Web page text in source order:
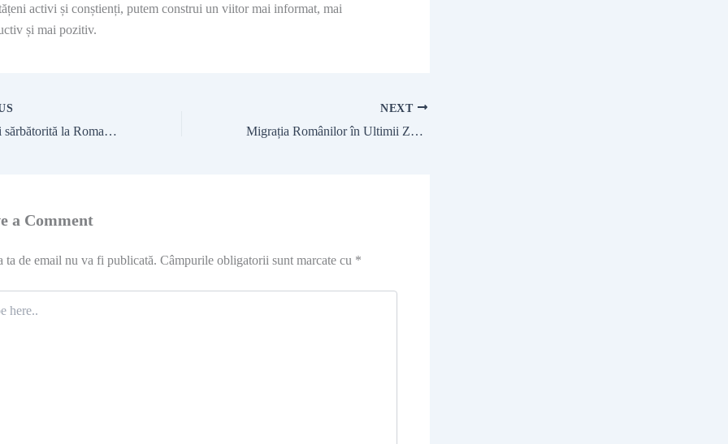
activi și conștienți, putem construi un viitor mai informat, mai
și mai pozitiv.
Ziua Culturii sărbătorită la Roma de Ambasada României și Ambasada Republicii Moldova
NEXT
Migrația Românilor în Ultimii Zece Ani: Provocări și Perspective
a Comment
ta de email nu va fi publicată. Câmpurile obligatorii sunt marcate cu *